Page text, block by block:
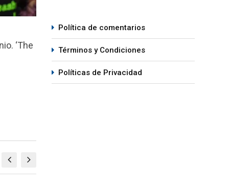
‘The
Política de comentarios
Términos y Condiciones
Políticas de Privacidad